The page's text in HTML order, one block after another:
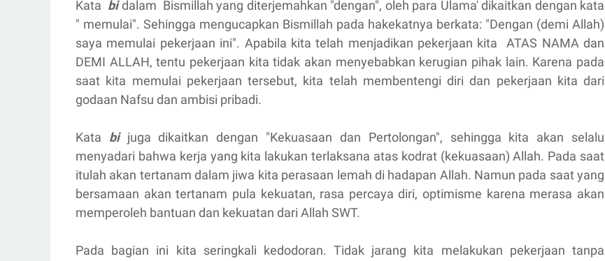
Kata bidalam Bismillah yang diterjemahkan "dengan", oleh para Ulama' dikaitkan dengan kata
" memulai". Sehingga mengucapkan Bismillah pada hakekatnya berkata: "Dengan (demi Allah)
saya memulai pekerjaan ini". Apabila kita telah menjadikan pekerjaan kita ATAS NAMA dan
DEMI ALLAH, tentu pekerjaan kita tidak akan menyebabkan kerugian pihak lain. Karena pada
saat kita memulai pekerjaan tersebut, kita telah membentengi diri dan pekerjaan kita dari
godaan Nafsu dan ambisi pribadi.
Kata bijuga dikaitkan dengan "Kekuasaan dan Pertolongan", sehingga kita akan selalu
menyadari bahwa kerja yang kita lakukan terlaksana atas kodrat (kekuasaan) Allah. Pada saat
itulah akan tertanam dalam jiwa kita perasaan lemah di hadapan Allah. Namun pada saat yang
bersamaan akan tertanam pula kekuatan, rasa percaya diri, optimisme karena merasa akan
memperoleh bantuan dan kekuatan dari Allah SWT.
Pada bagian ini kita seringkali kedodoran. Tidak jarang kita melakukan pekerjaan tanpa